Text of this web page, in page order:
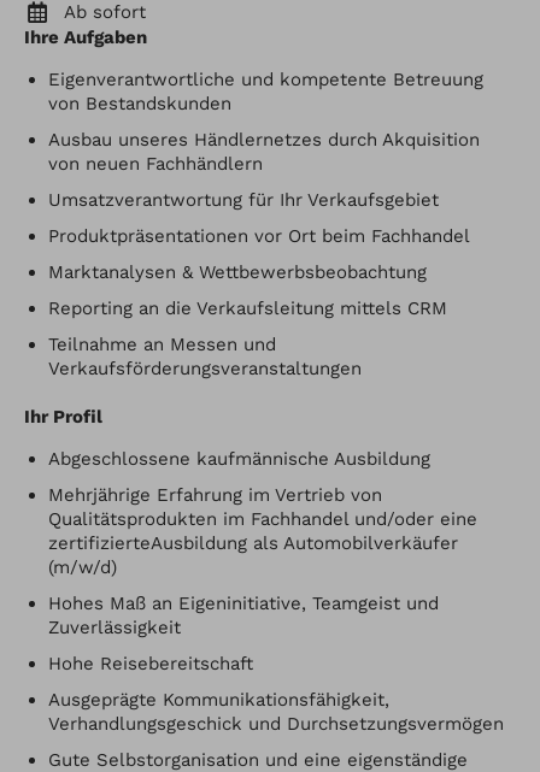
Ab sofort
Ihre Aufgaben
Eigenverantwortliche und kompetente Betreuung
von Bestandskunden
Ausbau unseres Händlernetzes durch Akquisition
von neuen Fachhändlern
Umsatzverantwortung für Ihr Verkaufsgebiet
Produktpräsentationen vor Ort beim Fachhandel
Marktanalysen & Wettbewerbsbeobachtung
Reporting an die Verkaufsleitung mittels CRM
Teilnahme an Messen und
Verkaufsförderungsveranstaltungen
Ihr Profil
Abgeschlossene kaufmännische Ausbildung
Mehrjährige Erfahrung im Vertrieb von
Qualitätsprodukten im Fachhandel und/oder eine
zertifizierteAusbildung als Automobilverkäufer
(m/w/d)
Hohes Maß an Eigeninitiative, Teamgeist und
Zuverlässigkeit
Hohe Reisebereitschaft
Ausgeprägte Kommunikationsfähigkeit,
Verhandlungsgeschick und Durchsetzungsvermögen
Gute Selbstorganisation und eine eigenständige